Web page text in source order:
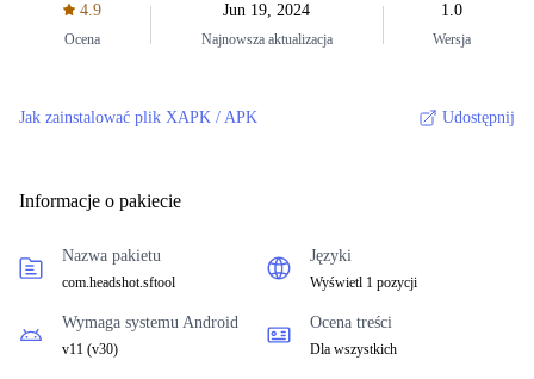
4.9
Ocena
Jun 19, 2024
Najnowsza aktualizacja
1.0
Wersja
Jak zainstalować plik XAPK / APK Udostępnij
Informacje o pakiecie
Nazwa pakietu
com.headshot.sftool
Języki
Wyświetl 1 pozycji
Wymaga systemu Android
v11 (v30)
Ocena treści
Dla wszystkich